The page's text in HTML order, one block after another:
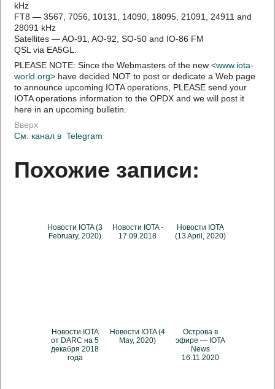
kHz
FT8 — 3567, 7056, 10131, 14090, 18095, 21091, 24911 and
28091 kHz
Satellites — AO-91, AO-92, SO-50 and IO-86 FM
QSL via EA5GL.
PLEASE NOTE: Since the Webmasters of the new <www.iota-
world.org> have decided NOT to post or dedicate a Web page
to announce upcoming IOTA operations, PLEASE send your
IOTA operations information to the OPDX and we will post it
here in an upcoming bulletin.
Вверх
См. канал в Telegram
Похожие записи:
Новости IOTA (3
February, 2020)
Новости IOTA -
17.09.2018
Новости IOTA
(13 April, 2020)
Новости IOTA
от DARC на 5
декабря 2018
года
Новости IOTA (4
May, 2020)
Острова в
эфире — IOTA
News
16.11.2020